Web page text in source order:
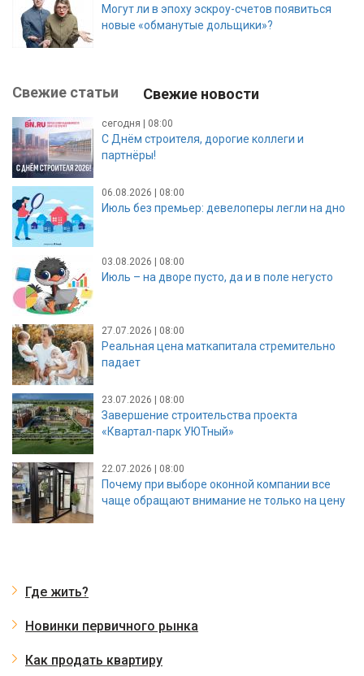
Могут ли в эпоху эскроу-счетов появиться
новые «обманутые дольщики»?
Свежие статьи Свежие новости
сегодня | 08:00
С Днём строителя, дорогие коллеги и
партнёры!
06.08.2026 | 08:00
Июль без премьер: девелоперы легли на дно
03.08.2026 | 08:00
Июль – на дворе пусто, да и в поле негусто
27.07.2026 | 08:00
Реальная цена маткапитала стремительно
падает
23.07.2026 | 08:00
Завершение строительства проекта
«Квартал-парк УЮТный»
22.07.2026 | 08:00
Почему при выборе оконной компании все
чаще обращают внимание не только на цену
Где жить?
Новинки первичного рынка
Как продать квартиру